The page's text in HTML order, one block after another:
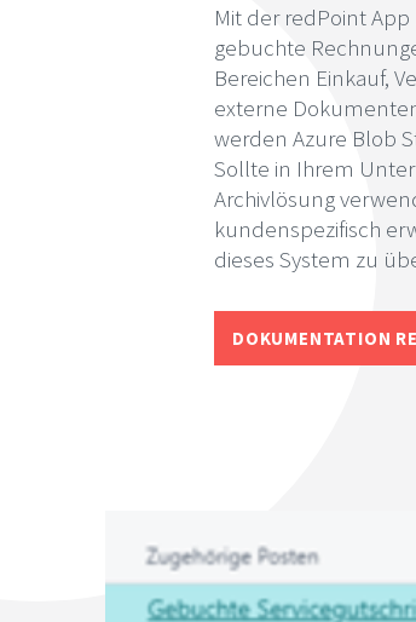
Mit der redPoint
gebuchte
Bereichen Einkauf,
externe
werden Azure Blob
Sollte in Ihrem
Archivlösung
kundenspezifisch
dieses System zu
DOKUMENTATION